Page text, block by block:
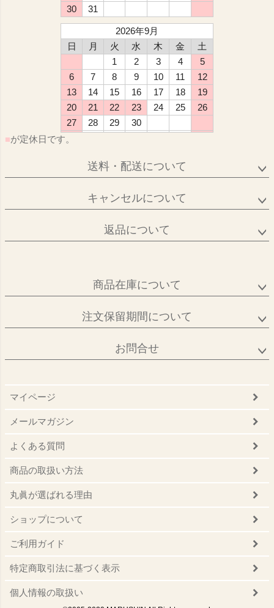
30
31
2026年9月
日
月 火 水 木 金
土
1
2 3 4
5
6
7 8 9 10 11
12
13
14 15 16 17 18
19
20
21 22 23 24 25
26
27
28 29
30
■が定休日です。
送料・配送について
キャンセルについて
返品について
商品在庫について
注文保留期間について
お問合せ
マイページ
メールマガジン
よくある質問
商品の取扱い方法
丸眞が選ばれる理由
ショップについて
ご利用ガイド
特定商取引法に基づく表示
個人情報の取扱い